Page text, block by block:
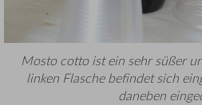
Mosto cotto ist ein sehr süßer
linken Flasche befindet sich
daneben